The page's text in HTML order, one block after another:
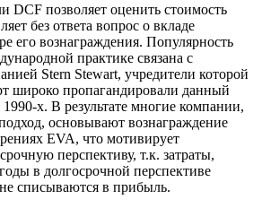
DCF позволяет оценить стоимость
без ответа вопрос о вкладе
его вознаграждения. Популярность
практике связана с
Stern Stewart, учредители которой
широко пропагандировали данный
х. В результате многие компании,
основывают вознаграждение
EVA, что мотивирует
перспективу, т.к. затраты,
в долгосрочной перспективе
списываются в прибыль.